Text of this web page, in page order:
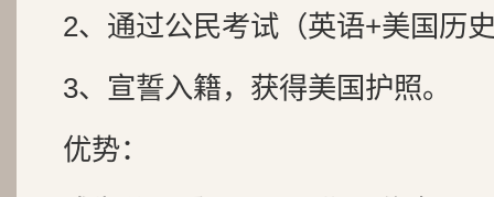
2、通过公民考试（英语+美国历
3、宣誓入籍，获得美国护照。
优势：